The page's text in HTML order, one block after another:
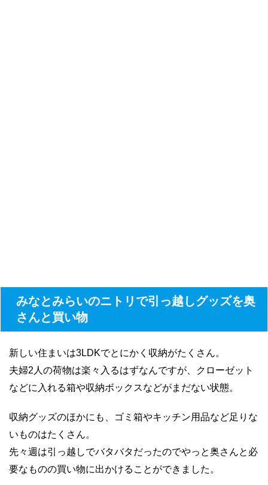
みなとみらいのニトリで引っ越しグッズを奥
さんと買い物
新しい住まいは3LDKでとにかく収納がたくさん。
夫婦2人の荷物は楽々入るはずなんですが、クローゼット
などに入れる箱や収納ボックスなどがまだない状態。
収納グッズのほかにも、ゴミ箱やキッチン用品など足りな
いものはたくさん。
先々週は引っ越しでバタバタだったのでやっと奥さんと必
要なものの買い物に出かけることができました。